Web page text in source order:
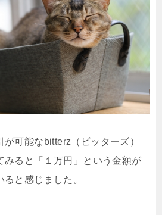
可能なbitterz（ビッターズ）
みると「１万円」という金額が
と感じました。